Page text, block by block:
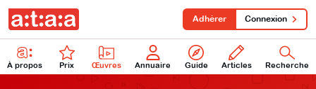
À propos Prix Œuvres Annuaire Guide Articles Recherche
Adhérer Connexion